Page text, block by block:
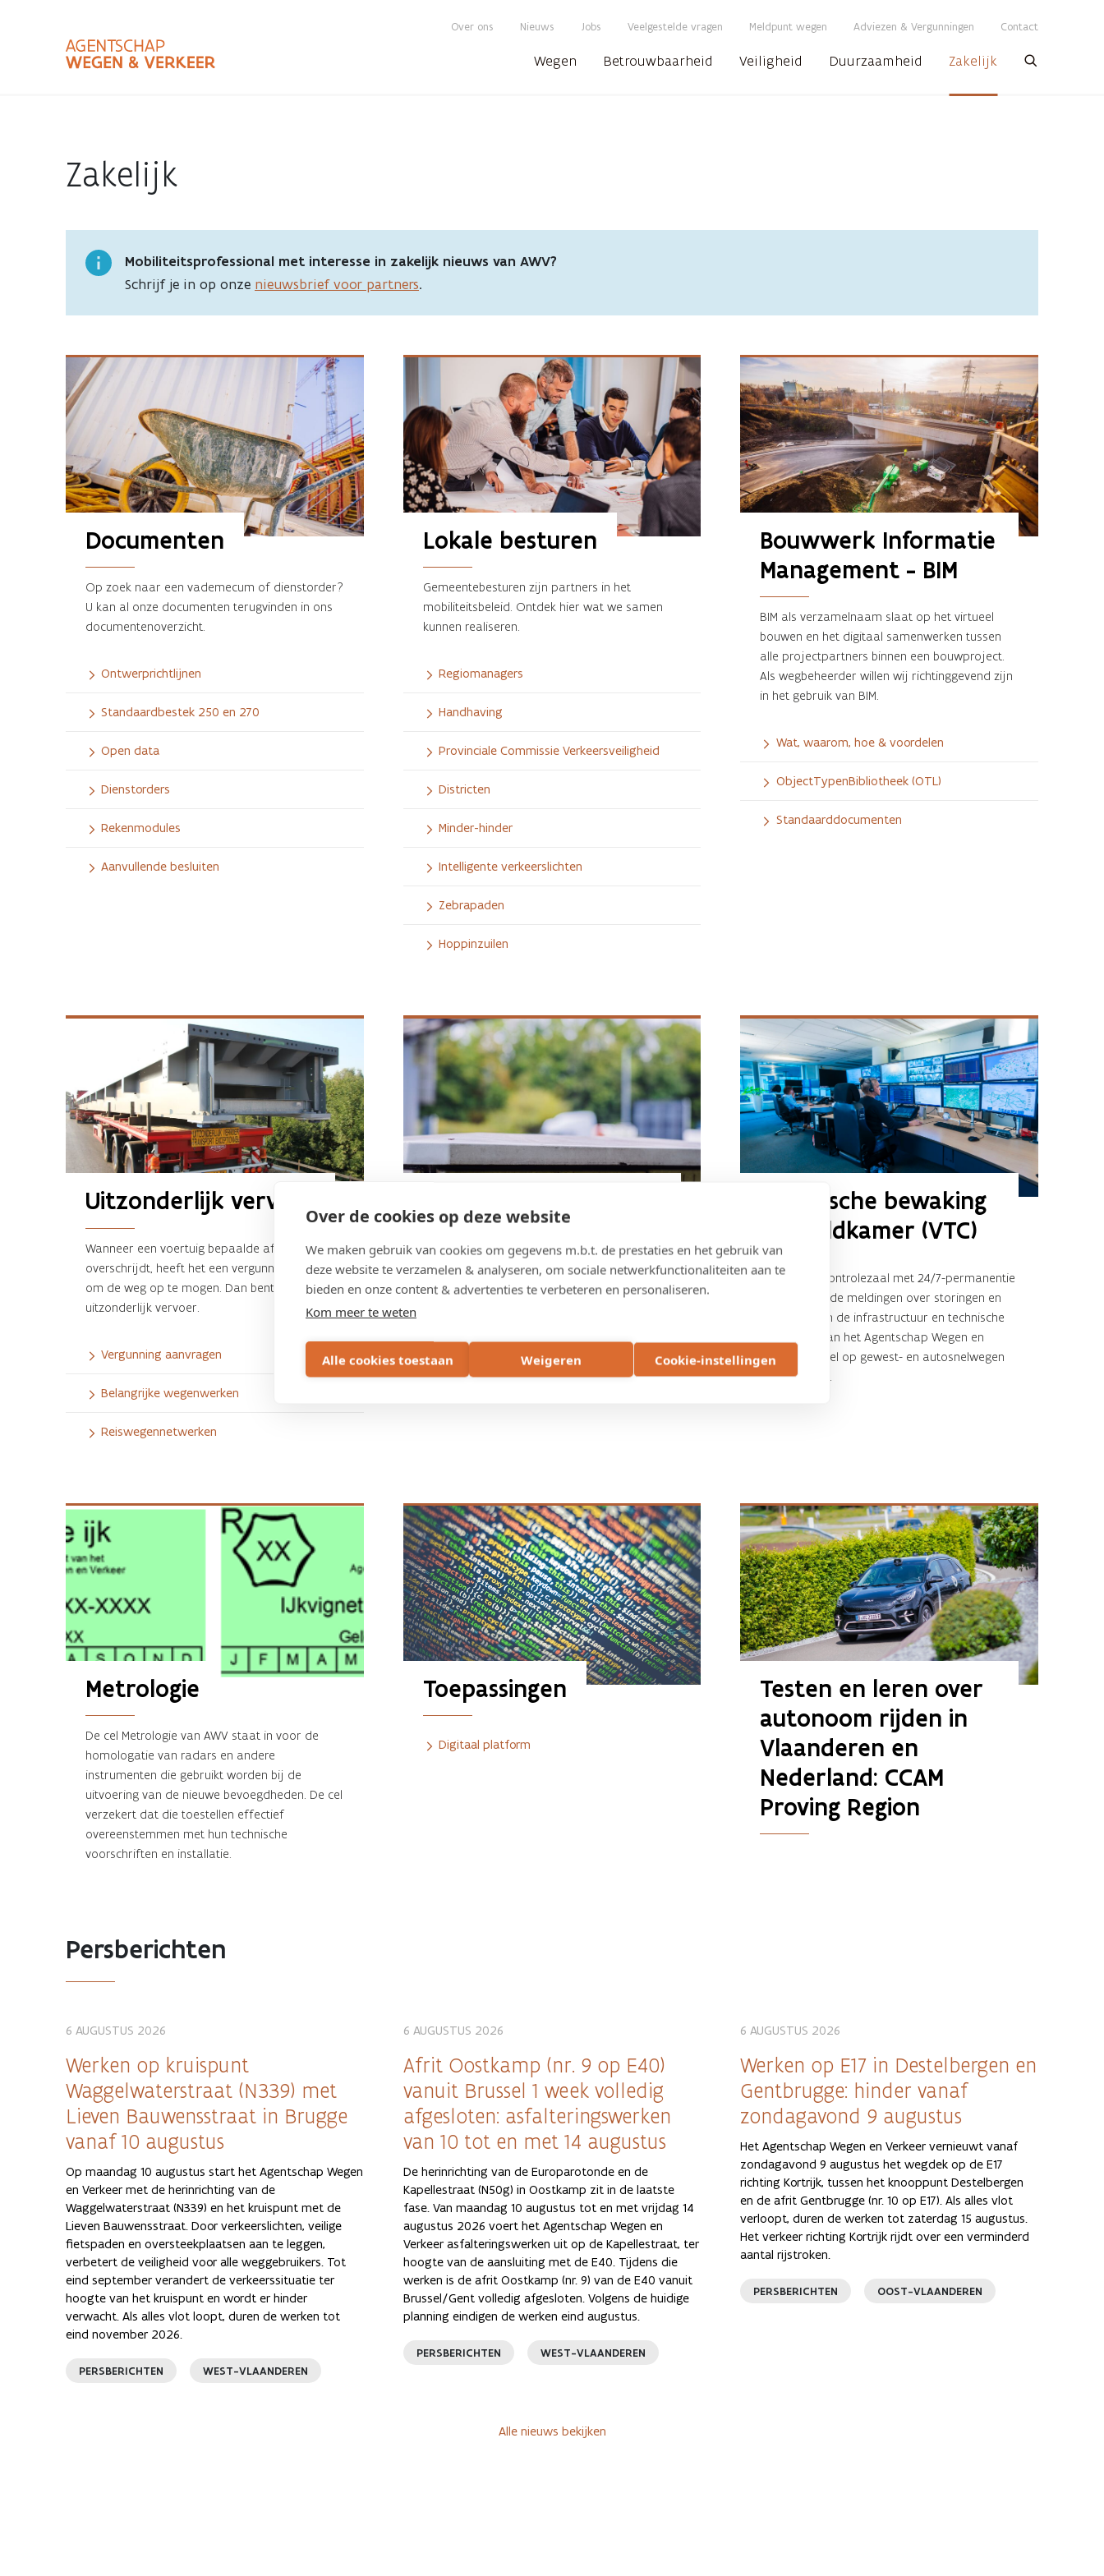
Over de cookies op deze website
We maken gebruik van cookies om gegevens m.b.t. de prestaties en het gebruik van
deze website te verzamelen & analyseren, om sociale netwerkfunctionaliteiten aan te
bieden en onze content & advertenties te verbeteren en personaliseren.
Kom meer te weten
Alle cookies toestaan Weigeren Cookie-instellingen
Over ons Nieuws Jobs Veelgestelde vragen Meldpunt wegen Adviezen & Vergunningen Contact
Wegen Betrouwbaarheid Veiligheid Duurzaamheid Zakelijk
Zoekbalk
Zakelijk
Mobiliteitsprofessional met interesse in zakelijk nieuws van AWV?
Schrijf je in op onze nieuwsbrief voor partners.
Documenten
Op zoek naar een vademecum of dienstorder?
U kan al onze documenten terugvinden in ons
documentenoverzicht.
Ontwerprichtlijnen
Standaardbestek 250 en 270
Open data
Dienstorders
Rekenmodules
Aanvullende besluiten
Lokale besturen
Gemeentebesturen zijn partners in het
mobiliteitsbeleid. Ontdek hier wat we samen
kunnen realiseren.
Regiomanagers
Handhaving
Provinciale Commissie Verkeersveiligheid
Districten
Minder-hinder
Intelligente verkeerslichten
Zebrapaden
Hoppinzuilen
Bouwwerk Informatie
Management - BIM
BIM als verzamelnaam slaat op het virtueel
bouwen en het digitaal samenwerken tussen
alle projectpartners binnen een bouwproject.
Als wegbeheerder willen wij richtinggevend zijn
in het gebruik van BIM.
Wat, waarom, hoe & voordelen
ObjectTypenBibliotheek (OTL)
Standaarddocumenten
Uitzonderlijk vervoer
Wanneer een voertuig bepaalde afmetingen
overschrijdt, heeft het een vergunning nodig
om de weg op te mogen. Dan bent u dus
uitzonderlijk vervoer.
Vergunning aanvragen
Belangrijke wegenwerken
Reiswegennetwerken
Betrouwbare glasvezelverbindingen en
netwerkdiensten voor en door de Vlaamse
overheid.
IP-telematicanetwerk
Technische bewaking
en meldkamer (VTC)
Technische controlezaal met 24/7-permanentie
voor dringende meldingen over storingen en
defecten aan de infrastructuur en technische
installaties van het Agentschap Wegen en
Verkeer, zowel op gewest- en autosnelwegen
als in tunnels.
Metrologie
De cel Metrologie van AWV staat in voor de
homologatie van radars en andere
instrumenten die gebruikt worden bij de
uitvoering van de nieuwe bevoegdheden. De cel
verzekert dat die toestellen effectief
overeenstemmen met hun technische
voorschriften en installatie.
Toepassingen
Digitaal platform
Testen en leren over
autonoom rijden in
Vlaanderen en
Nederland: CCAM
Proving Region
Persberichten
6 AUGUSTUS 2026
Werken op kruispunt
Waggelwaterstraat (N339) met
Lieven Bauwensstraat in Brugge
vanaf 10 augustus
Op maandag 10 augustus start het Agentschap Wegen
en Verkeer met de herinrichting van de
Waggelwaterstraat (N339) en het kruispunt met de
Lieven Bauwensstraat. Door verkeerslichten, veilige
fietspaden en oversteekplaatsen aan te leggen,
verbetert de veiligheid voor alle weggebruikers. Tot
eind september verandert de verkeerssituatie ter
hoogte van het kruispunt en wordt er hinder
verwacht. Als alles vlot loopt, duren de werken tot
eind november 2026.
PERSBERICHTEN WEST-VLAANDEREN
6 AUGUSTUS 2026
Afrit Oostkamp (nr. 9 op E40)
vanuit Brussel 1 week volledig
afgesloten: asfalteringswerken
van 10 tot en met 14 augustus
De herinrichting van de Europarotonde en de
Kapellestraat (N50g) in Oostkamp zit in de laatste
fase. Van maandag 10 augustus tot en met vrijdag 14
augustus 2026 voert het Agentschap Wegen en
Verkeer asfalteringswerken uit op de Kapellestraat, ter
hoogte van de aansluiting met de E40. Tijdens die
werken is de afrit Oostkamp (nr. 9) van de E40 vanuit
Brussel/Gent volledig afgesloten. Volgens de huidige
planning eindigen de werken eind augustus.
PERSBERICHTEN WEST-VLAANDEREN
6 AUGUSTUS 2026
Werken op E17 in Destelbergen en
Gentbrugge: hinder vanaf
zondagavond 9 augustus
Het Agentschap Wegen en Verkeer vernieuwt vanaf
zondagavond 9 augustus het wegdek op de E17
richting Kortrijk, tussen het knooppunt Destelbergen
en de afrit Gentbrugge (nr. 10 op E17). Als alles vlot
verloopt, duren de werken tot zaterdag 15 augustus.
Het verkeer richting Kortrijk rijdt over een verminderd
aantal rijstroken.
PERSBERICHTEN OOST-VLAANDEREN
Alle nieuws bekijken